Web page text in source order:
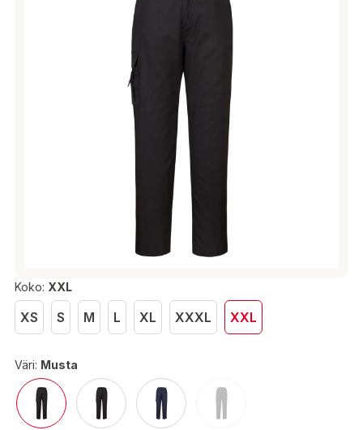
Koko: XXL
XS S M L XL XXXL XXL
Väri: Musta